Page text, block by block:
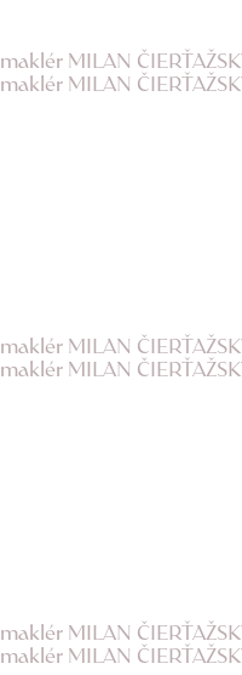
MILAN
MILAN
MILAN
MILAN
MILAN
MILAN